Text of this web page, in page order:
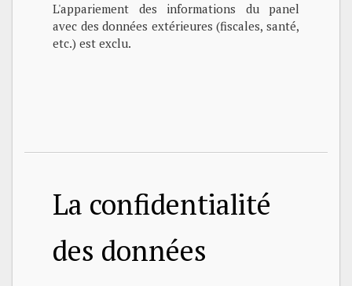
L'appariement des informations du panel
avec des données extérieures (fiscales, santé,
etc.) est exclu.
La confidentialité
des données